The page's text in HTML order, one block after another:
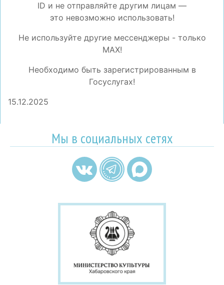
ID и не отправляйте другим лицам —
это невозможно использовать!
Не используйте другие мессенджеры - только
MAX!
Необходимо быть зарегистрированным в
Госуслугах!
15.12.2025
Мы в социальных сетях